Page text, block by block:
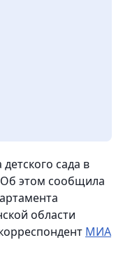
сада в
этом сообщила
области
МИА